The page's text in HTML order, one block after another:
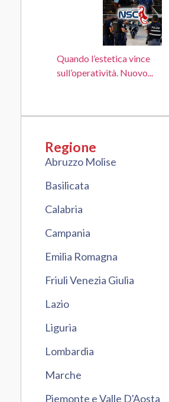
Quando l’estetica vince
sull’operatività. Nuovo...
Regione
Abruzzo Molise
Basilicata
Calabria
Campania
Emilia Romagna
Friuli Venezia Giulia
Lazio
Liguria
Lombardia
Marche
Piemonte e Valle D'Aosta